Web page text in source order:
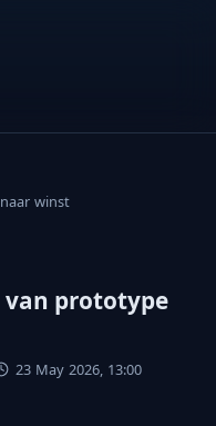
winst
van prototype
23 May 2026, 13:00